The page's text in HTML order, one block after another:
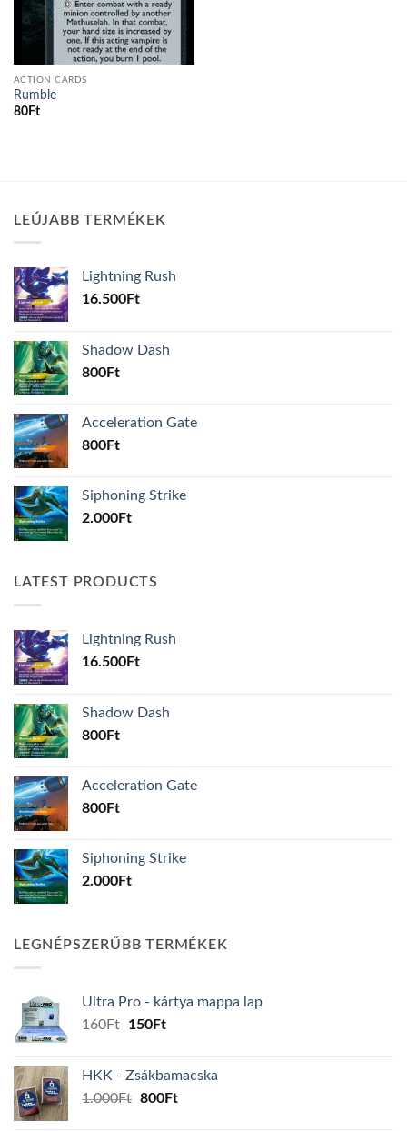
ACTION CARDS
Rumble
80Ft
LEÚJABB TERMÉKEK
Lightning Rush
16.500Ft
Shadow Dash
800Ft
Acceleration Gate
800Ft
Siphoning Strike
2.000Ft
LATEST PRODUCTS
Lightning Rush
16.500Ft
Shadow Dash
800Ft
Acceleration Gate
800Ft
Siphoning Strike
2.000Ft
LEGNÉPSZERŰBB TERMÉKEK
Ultra Pro - kártya mappa lap
160Ft
Original
160Ft.
150FtCurrent
150Ft.
HKK - Zsákbamacska
1.000Ft Original
800FtCurrent